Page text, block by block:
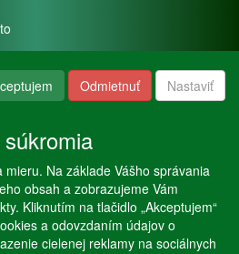
Odmietnuť Nastaviť
mieru. Na základe Vášho správania
obsah a zobrazujeme Vám
Kliknutím na tlačidlo „Akceptujem“
a odovzdaním údajov o
cielenej reklamy na sociálnych